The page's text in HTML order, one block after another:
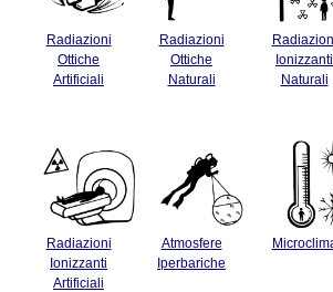
Radiazioni
Ottiche
Artificiali
Radiazioni
Ottiche
Naturali
Ionizzanti
Naturali
Radiazioni
Ionizzanti
Artificiali
Atmosfere
Iperbariche